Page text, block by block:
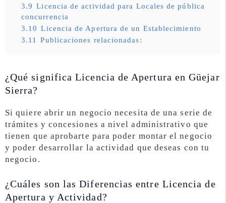
3.9 Licencia de actividad para Locales de pública
concurrencia
3.10 Licencia de Apertura de un Establecimiento
3.11
Publicaciones relacionadas:
¿Qué significa Licencia de Apertura en Güejar
Sierra?
Si quiere abrir un negocio necesita de una serie de
trámites y concesiones a nivel administrativo que
tienen que aprobarte para poder montar el negocio
y poder desarrollar la actividad que deseas con tu
negocio.
¿Cuáles son las Diferencias entre Licencia de
Apertura y Actividad?